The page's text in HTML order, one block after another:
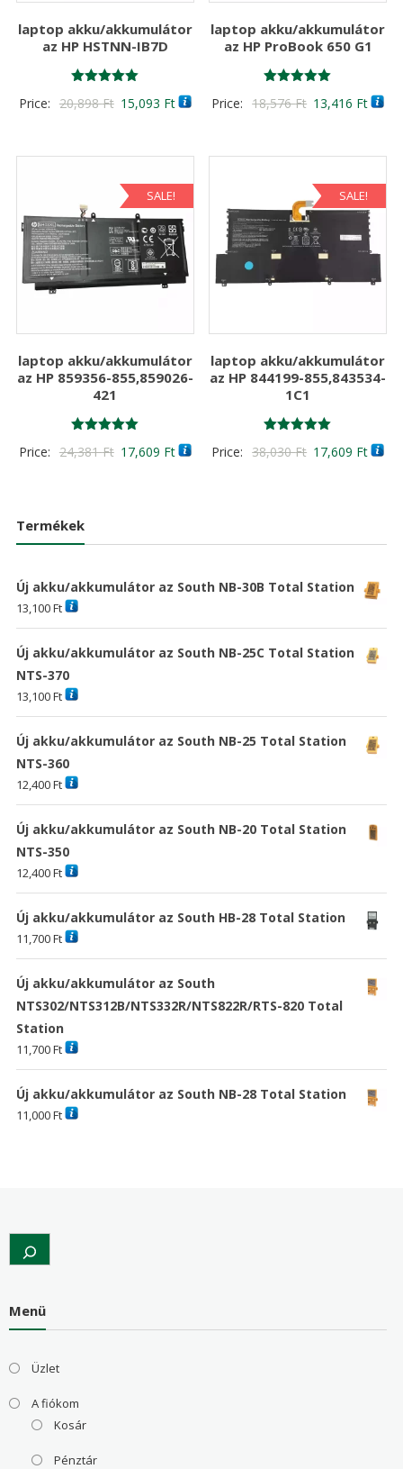
laptop akku/akkumulátor
az HP HSTNN-IB7D
5.00
Price: 20,898Ft Original
15,093 FtCurrent
laptop akku/akkumulátor
az HP ProBook 650 G1
5.00
Price: 18,576Ft Original
13,416 Ft
SALE!
laptop akku/akkumulátor
az HP 859356-855,859026-
421
5.00
Price: 24,381Ft Original
17,609 FtCurrent
SALE!
laptop akku/akkumulátor
az HP 844199-855,843534-
1C1
5.00
Price: 38,030Ft Original
17,609 Ft
Termékek
Új akku/akkumulátor az South NB-30B Total Station
13,100Ft
Új akku/akkumulátor az South NB-25C Total Station
NTS-370
13,100Ft
Új akku/akkumulátor az South NB-25 Total Station
NTS-360
12,400Ft
Új akku/akkumulátor az South NB-20 Total Station
NTS-350
12,400Ft
Új akku/akkumulátor az South HB-28 Total Station
11,700Ft
Új akku/akkumulátor az South
NTS302/NTS312B/NTS332R/NTS822R/RTS-820 Total
Station
11,700Ft
Új akku/akkumulátor az South NB-28 Total Station
11,000Ft
Search
Menü
Üzlet
A fiókom
Kosár
Pénztár